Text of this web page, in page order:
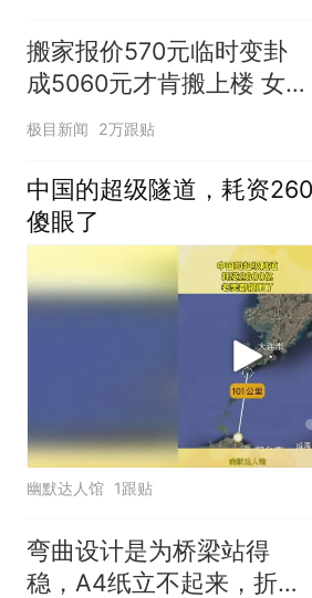
搬家报价570元临时变卦
成5060元才肯搬上楼 女
子傻眼
极目新闻 2万跟贴
中国的超级隧道，耗资
傻眼了
幽默达人馆 1跟贴
弯曲设计是为桥梁站得
稳，A4纸立不起来，折成